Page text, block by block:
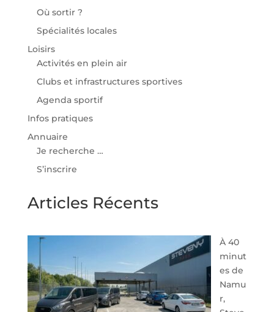
Où sortir ?
Spécialités locales
Loisirs
Activités en plein air
Clubs et infrastructures sportives
Agenda sportif
Infos pratiques
Annuaire
Je recherche …
S’inscrire
Articles Récents
À 40
minut
es de
Namu
r,